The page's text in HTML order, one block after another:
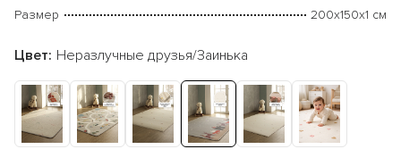
Размер
200х150х1 см
Цвет: Неразлучные друзья/Заинька